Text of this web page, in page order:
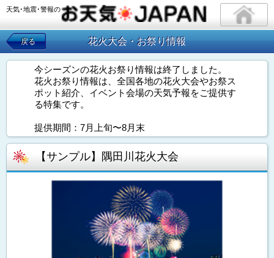
天気･地震･警報の
戻る 花火大会・お祭り情報
今シーズンの花火お祭り情報は終了しました。
花火お祭り情報は、全国各地の花火大会やお祭ス
ポット紹介、イベント会場の天気予報をご提供す
る特集です。
提供期間：7月上旬〜8月末
【サンプル】隅田川花火大会